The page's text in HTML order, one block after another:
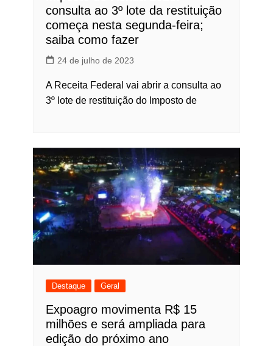
consulta ao 3º lote da restituição
começa nesta segunda-feira;
saiba como fazer
24 de julho de 2023
A Receita Federal vai abrir a consulta ao
3º lote de restituição do Imposto de
Destaque Geral
Expoagro movimenta R$ 15
milhões e será ampliada para
edição do próximo ano